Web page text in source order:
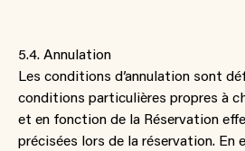
5.4. Annulation
Les conditions d’annulation sont
conditions particulières propres à
et en fonction de la Réservation
précisées lors de la réservation. En